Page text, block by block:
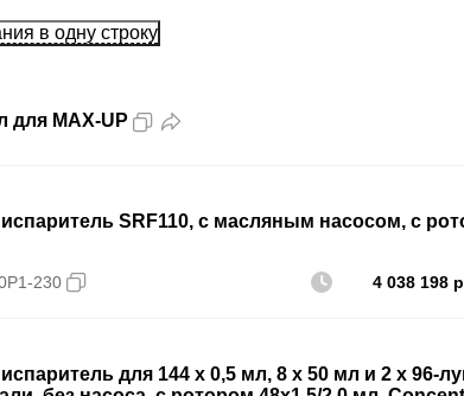
в одну строку
для MAX-UP
SRF110, с масляным насосом, с
230 4 038 198
для 144 х 0,5 мл, 8 х 50 мл и 2 х 96-